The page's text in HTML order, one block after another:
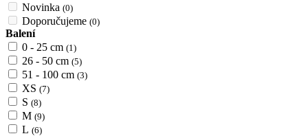
Novinka (0)
Doporučujeme (0)
Balení
0 - 25 cm (1)
26 - 50 cm (5)
51 - 100 cm (3)
XS (7)
S (8)
M (9)
L (6)